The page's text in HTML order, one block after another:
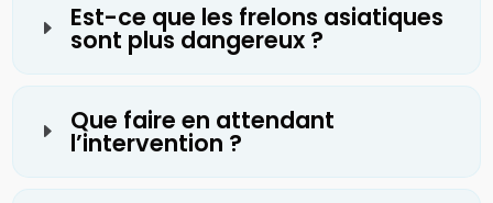
E Est-ce que les frelons asiatiques
sont plus dangereux ?
E Que faire en attendant
l’intervention ?